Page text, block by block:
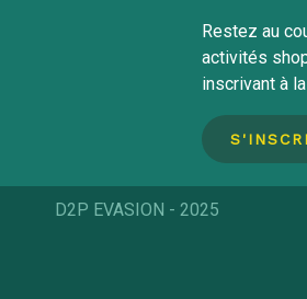
Restez au
activités
inscrivant à
D2P EVASION - 2025